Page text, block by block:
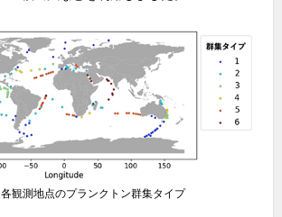
各観測地点のプランクトン群集タイプ